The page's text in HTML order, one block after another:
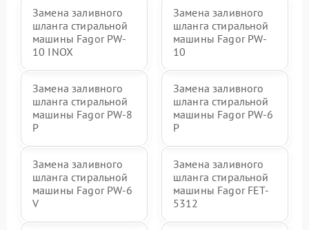
Замена заливного
шланга стиральной
машины Fagor PW-
10 INOX
Замена заливного
шланга стиральной
машины Fagor PW-
10
Замена заливного
шланга стиральной
машины Fagor PW-8
P
Замена заливного
шланга стиральной
машины Fagor PW-6
P
Замена заливного
шланга стиральной
машины Fagor PW-6
V
Замена заливного
шланга стиральной
машины Fagor FET-
5312